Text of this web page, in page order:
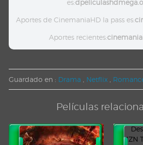
es:
Aportes de CinemaniaHD la pass es:
Aportes recientes:
Guardado en : Drama Netflix
Películas